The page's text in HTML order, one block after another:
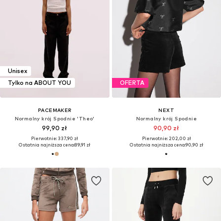
Unisex
Tylko na ABOUT YOU
PACEMAKER
Normalny krój Spodnie 'Theo'
99,90 zł
Pierwotnie: 337,90 zł
Ostatnia najniższa cena:89,91 zł
OFERTA
NEXT
Normalny krój Spodnie
90,90 zł
Pierwotnie: 202,00 zł
Ostatnia najniższa cena:90,90 zł